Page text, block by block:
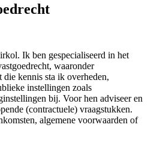
Ik ben gespecialiseerd in het
waaronder
die kennis sta ik overheden,
instellingen zoals
bij. Voor hen adviseer en
(contractuele) vraagstukken.
algemene voorwaarden of